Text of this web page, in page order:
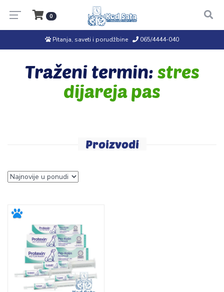
0
Pitanja, saveti i porudžbine 065/4444-040
Traženi termin: stres
dijareja pas
Proizvodi